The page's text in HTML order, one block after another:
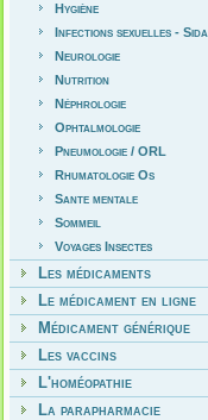
Hygiène
Infections sexuelles - Sida
Neurologie
Nutrition
Néphrologie
Ophtalmologie
Pneumologie / ORL
Rhumatologie Os
Sante mentale
Sommeil
Voyages Insectes
Les médicaments
Le médicament en ligne
Médicament générique
Les vaccins
L'homéopathie
La parapharmacie